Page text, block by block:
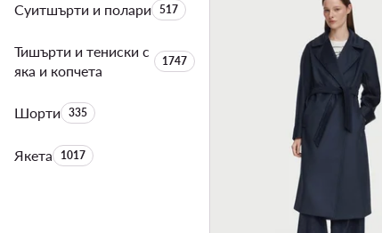
Суитшърти и полариБрой на продуктите:
517
Тишърти и тениски с
яка и копчета
Брой на продуктите:
1747
ШортиБрой на продуктите:
335
ЯкетаБрой на продуктите:
1017